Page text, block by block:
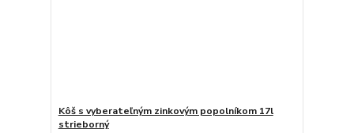
Kôš s vyberateľným zinkovým popolníkom 17l
strieborný